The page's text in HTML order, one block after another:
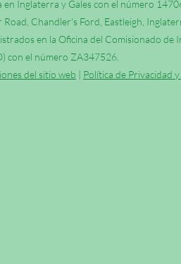
Inglaterra y Gales con el número
Chandler's Ford, Eastleigh,
en la Oficina del Comisionado de
con el número ZA347526.
del sitio web Política de Privacidad